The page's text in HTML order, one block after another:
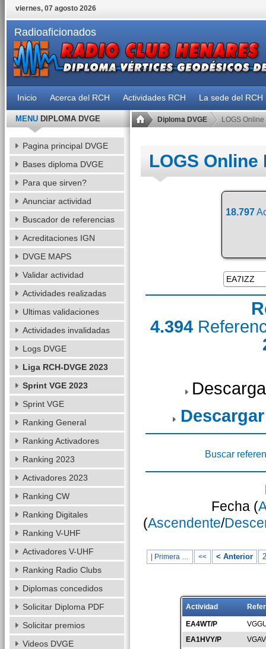
viernes, 07 agosto 2026
Radioaficionados
Inicio Acerca del RCH Actividades RCH La sede del RCH
Diploma DVGE LOGS Online
LOGS Online
18.797
4.394
Buscar
Fecha (
(Ascendente/
| Primera … << < Anterior
Actividad
EA4WT/P
EA1HVY/P
MENUDIPLOMA DVGE
Pagina principal DVGE
Bases diploma DVGE
Para que sirven?
Anunciar actividad
Buscador de referencias
Acreditaciones IGN
DVGE MAPS
Validar actividad
Actividades realizadas
Ultimas validaciones
Actividades invalidadas
Logs DVGE
Liga RCH-DVGE 2023
Sprint VGE 2023
Sprint VGE
Ranking General
Ranking Activadores
Ranking 2023
Activadores 2023
Ranking CW
Ranking Digitales
Ranking V-UHF
Activadores V-UHF
Ranking Radio Clubs
Diplomas concedidos
Solicitar Diploma PDF
Solicitar premios
Videos DVGE